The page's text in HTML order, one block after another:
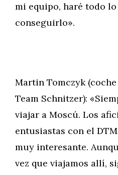
mi equipo, haré todo
conseguirlo».
Martin Tomczyk
Team Schnitzer):
viajar a Moscú. Los
entusiastas con el
muy interesante.
vez que viajamos allí,